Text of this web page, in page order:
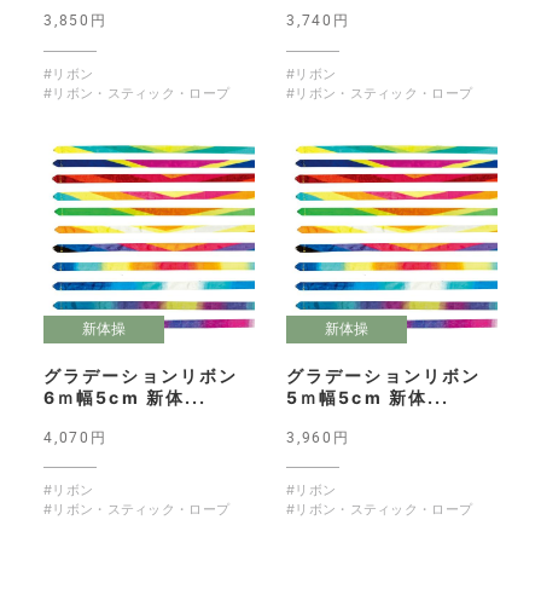
3,850円
#リボン
#リボン・スティック・ロープ
3,740円
#リボン
#リボン・スティック・ロープ
新体操
グラデーションリボン
6ｍ幅5cm 新体...
4,070円
#リボン
#リボン・スティック・ロープ
新体操
グラデーションリボン
5ｍ幅5cm 新体...
3,960円
#リボン
#リボン・スティック・ロープ